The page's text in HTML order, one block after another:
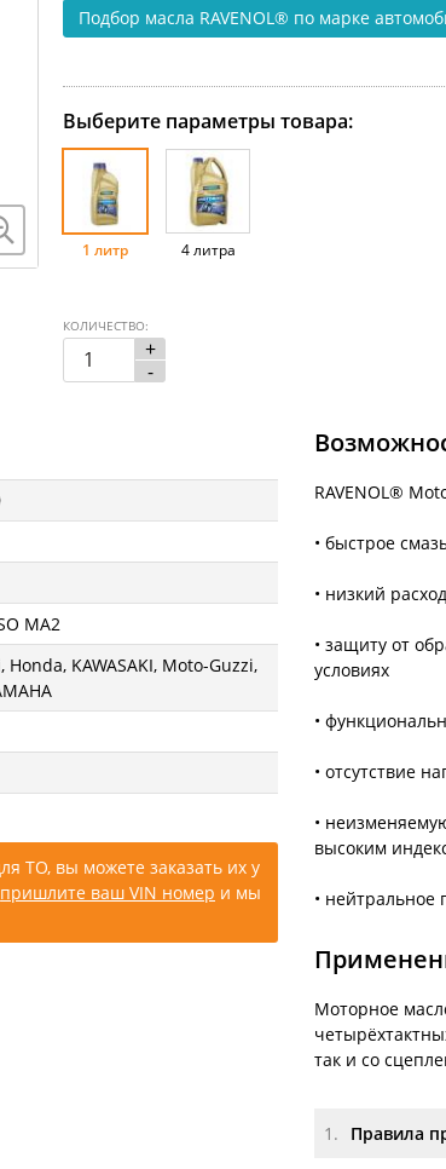
Подбор масла RAVENOL® по марке
Выберите параметры товара:
1 литр 4 литра
+
-
КОЛИЧЕСТВО:
MA2
KAWASAKI, Moto-Guzzi,
ТО, вы можете заказать их у
пришлите ваш VIN номер и мы
RAVENOL®
• быстрое
• низкий
• защиту от
условиях
•
• отсутствие
•
высоким
•
Моторное
так и со
1. Правила